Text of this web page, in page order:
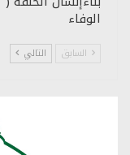
الوفاء
السابق التالي